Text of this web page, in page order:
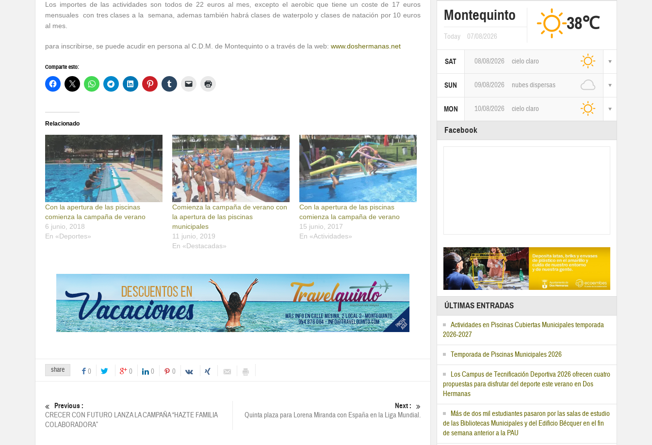
Los importes de las actividades son todos de 22 euros al mes, excepto el aerobic que tiene un coste de 17 euros
mensuales con tres clases a la semana, ademas también habrá clases de waterpolo y clases de natación por 10 euros
al mes.
para inscribirse, se puede acudir en persona al C.D.M. de Montequinto o a través de la web: www.doshermanas.net
Comparte esto:
Relacionado
Con la apertura de las piscinas
comienza la campaña de verano
6 junio, 2018
En «Deportes»
Comienza la campaña de verano con
la apertura de las piscinas
municipales
11 junio, 2019
En «Destacadas»
Con la apertura de las piscinas
comienza la campaña de verano
15 junio, 2017
En «Actividades»
share 0 0 0 0
Previous :
CRECER CON FUTURO LANZA LA CAMPAÑA “HAZTE FAMILIA
COLABORADORA”
Next :
Quinta plaza para Lorena Miranda con España en la Liga Mundial.
Montequinto
Today 07/08/2026
38℃
SAT 08/08/2026 cielo claro
SUN 09/08/2026 nubes dispersas
MON 10/08/2026 cielo claro
Facebook
ÚLTIMAS ENTRADAS
Actividades en Piscinas Cubiertas Municipales temporada
2026-2027
Temporada de Piscinas Municipales 2026
Los Campus de Tecnificación Deportiva 2026 ofrecen cuatro
propuestas para disfrutar del deporte este verano en Dos
Hermanas
Más de dos mil estudiantes pasaron por las salas de estudio
de las Bibliotecas Municipales y del Edificio Bécquer en el fin
de semana anterior a la PAU